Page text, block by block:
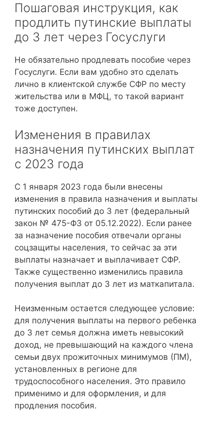
Пошаговая инструкция, как
продлить путинские выплаты
до 3 лет через Госуслуги
Не обязательно продлевать пособие через
Госуслуги. Если вам удобно это сделать
лично в клиентской службе СФР по месту
жительства или в МФЦ, то такой вариант
тоже доступен.
Изменения в правилах
назначения путинских выплат
с 2023 года
С 1 января 2023 года были внесены
изменения в правила назначения и выплаты
путинских пособий до 3 лет (федеральный
закон № 475-ФЗ от 05.12.2022). Если ранее
за назначение пособия отвечали органы
соцзащиты населения, то сейчас за эти
выплаты назначает и выплачивает СФР.
Также существенно изменились правила
получения выплат до 3 лет из маткапитала.
Неизменным остается следующее условие:
для получения выплаты на первого ребенка
до 3 лет семья должна иметь невысокий
доход, не превышающий на каждого члена
семьи двух прожиточных минимумов (ПМ),
установленных в регионе для
трудоспособного населения. Это правило
применимо и для оформления, и для
продления пособия.